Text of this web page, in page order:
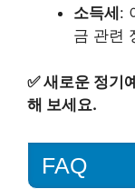
소득세 :
금 관련
✅새로운 정기
해 보세요.
FAQ